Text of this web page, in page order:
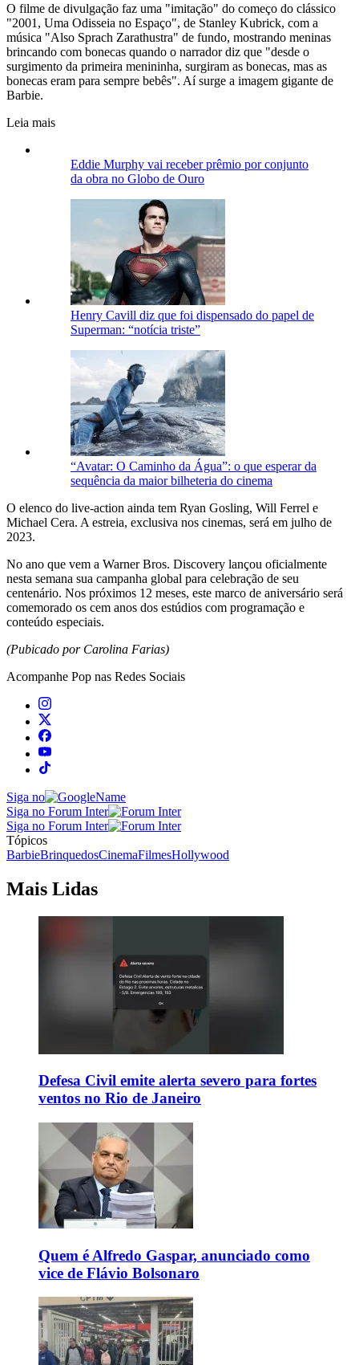
O filme de divulgação faz uma "imitação" do começo do clássico
"2001, Uma Odisseia no Espaço", de Stanley Kubrick, com a
música "Also Sprach Zarathustra" de fundo, mostrando meninas
brincando com bonecas quando o narrador diz que "desde o
surgimento da primeira menininha, surgiram as bonecas, mas as
bonecas eram para sempre bebês". Aí surge a imagem gigante de
Barbie.
Leia mais
Eddie Murphy vai receber prêmio por conjunto
da obra no Globo de Ouro
Henry Cavill diz que foi dispensado do papel de
Superman: “notícia triste”
“Avatar: O Caminho da Água”: o que esperar da
sequência da maior bilheteria do cinema
O elenco do live-action ainda tem Ryan Gosling, Will Ferrel e
Michael Cera. A estreia, exclusiva nos cinemas, será em julho de
2023.
No ano que vem a Warner Bros. Discovery lançou oficialmente
nesta semana sua campanha global para celebração de seu
centenário. Nos próximos 12 meses, este marco de aniversário será
comemorado os cem anos dos estúdios com programação e
conteúdo especiais.
(Pubicado por Carolina Farias)
Acompanhe Pop nas Redes Sociais
Siga no
Siga no Forum Inter
Siga no Forum Inter
Tópicos
BarbieBrinquedosCinemaFilmesHollywood
Mais Lidas
Defesa Civil emite alerta severo para fortes
ventos no Rio de Janeiro
Quem é Alfredo Gaspar, anunciado como
vice de Flávio Bolsonaro